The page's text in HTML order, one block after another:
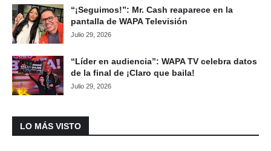
“¡Seguimos!”: Mr. Cash reaparece en la
pantalla de WAPA Televisión
Julio 29, 2026
“Líder en audiencia”: WAPA TV celebra datos
de la final de ¡Claro que baila!
Julio 29, 2026
LO MÁS VISTO